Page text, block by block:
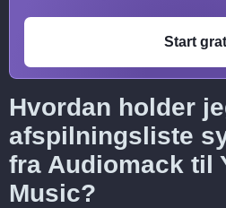
Start
Hvordan holder
afspilningsliste
fra Audiomack til
Music?